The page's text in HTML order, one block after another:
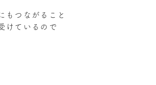
もつながること
けているので